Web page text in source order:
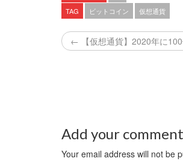
TAG
ビットコイン 仮想通貨
← 【仮想通貨】2020年に
Add your comment
Your email address will not be